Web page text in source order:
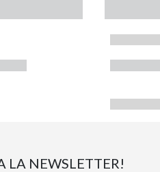
LA NEWSLETTER!